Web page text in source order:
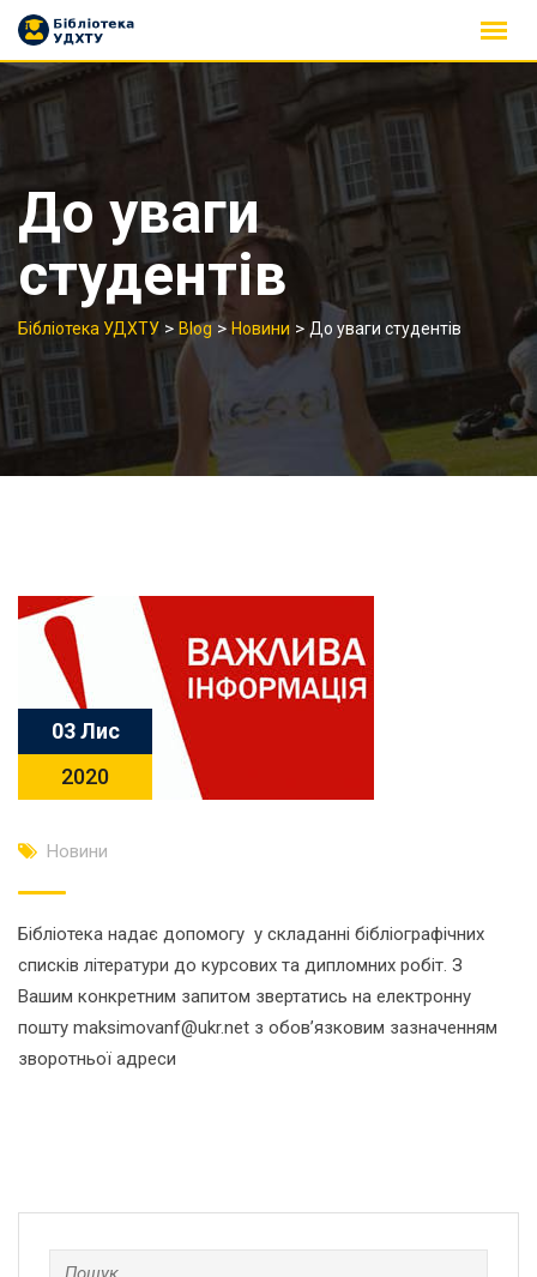
Skip
content
До уваги
студентів
Бібліотека УДХТУ > Blog > Новини > До уваги студентів
03 Лис
2020
Новини
Бібліотека надає допомогу у складанні бібліографічних
списків літератури до курсових та дипломних робіт. З
Вашим конкретним запитом звертатись на електронну
пошту maksimovanf@ukr.net з обов’язковим зазначенням
зворотньої адреси
Пошук: